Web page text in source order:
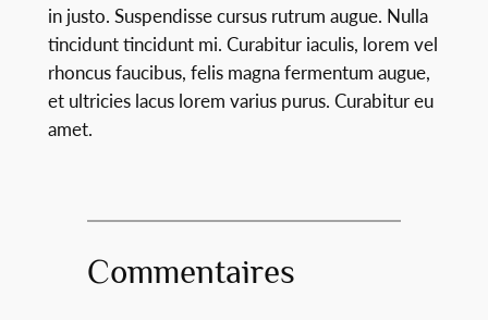
in justo. Suspendisse cursus rutrum augue. Nulla
tincidunt tincidunt mi. Curabitur iaculis, lorem vel
rhoncus faucibus, felis magna fermentum augue,
et ultricies lacus lorem varius purus. Curabitur eu
amet.
Commentaires